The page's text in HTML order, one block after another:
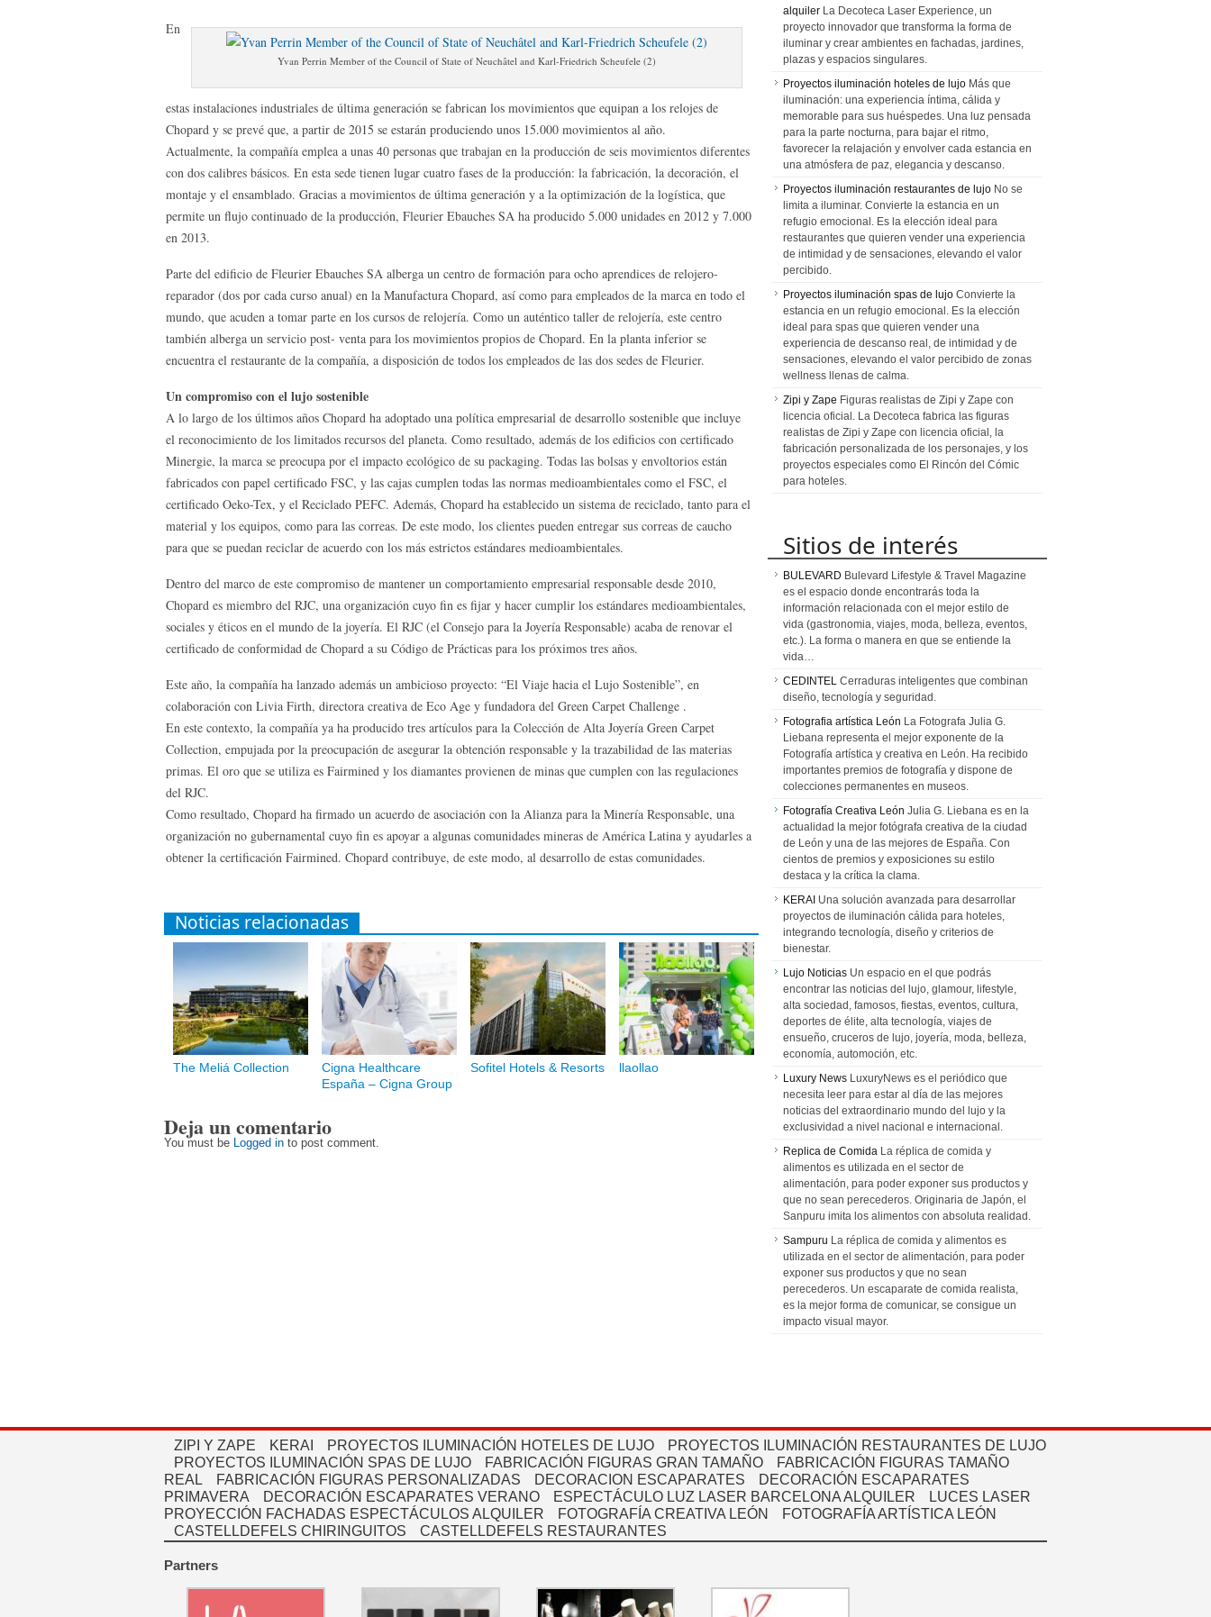
Yvan Perrin Member of the Council of State of Neuchâtel and Karl-Friedrich Scheufele (2)
En
estas instalaciones industriales de última generación se fabrican los movimientos que equipan a los relojes de
Chopard y se prevé que, a partir de 2015 se estarán produciendo unos 15.000 movimientos al año.
Actualmente, la compañía emplea a unas 40 personas que trabajan en la producción de seis movimientos diferentes
con dos calibres básicos. En esta sede tienen lugar cuatro fases de la producción: la fabricación, la decoración, el
montaje y el ensamblado. Gracias a movimientos de última generación y a la optimización de la logística, que
permite un flujo continuado de la producción, Fleurier Ebauches SA ha producido 5.000 unidades en 2012 y 7.000
en 2013.
Parte del edificio de Fleurier Ebauches SA alberga un centro de formación para ocho aprendices de relojero-
reparador (dos por cada curso anual) en la Manufactura Chopard, así como para empleados de la marca en todo el
mundo, que acuden a tomar parte en los cursos de relojería. Como un auténtico taller de relojería, este centro
también alberga un servicio post- venta para los movimientos propios de Chopard. En la planta inferior se
encuentra el restaurante de la compañía, a disposición de todos los empleados de las dos sedes de Fleurier.
Un compromiso con el lujo sostenible
A lo largo de los últimos años Chopard ha adoptado una política empresarial de desarrollo sostenible que incluye
el reconocimiento de los limitados recursos del planeta. Como resultado, además de los edificios con certificado
Minergie, la marca se preocupa por el impacto ecológico de su packaging. Todas las bolsas y envoltorios están
fabricados con papel certificado FSC, y las cajas cumplen todas las normas medioambientales como el FSC, el
certificado Oeko-Tex, y el Reciclado PEFC. Además, Chopard ha establecido un sistema de reciclado, tanto para el
material y los equipos, como para las correas. De este modo, los clientes pueden entregar sus correas de caucho
para que se puedan reciclar de acuerdo con los más estrictos estándares medioambientales.
Dentro del marco de este compromiso de mantener un comportamiento empresarial responsable desde 2010,
Chopard es miembro del RJC, una organización cuyo fin es fijar y hacer cumplir los estándares medioambientales,
sociales y éticos en el mundo de la joyería. El RJC (el Consejo para la Joyería Responsable) acaba de renovar el
certificado de conformidad de Chopard a su Código de Prácticas para los próximos tres años.
Este año, la compañía ha lanzado además un ambicioso proyecto: “El Viaje hacia el Lujo Sostenible”, en
colaboración con Livia Firth, directora creativa de Eco Age y fundadora del Green Carpet Challenge .
En este contexto, la compañía ya ha producido tres artículos para la Colección de Alta Joyería Green Carpet
Collection, empujada por la preocupación de asegurar la obtención responsable y la trazabilidad de las materias
primas. El oro que se utiliza es Fairmined y los diamantes provienen de minas que cumplen con las regulaciones
del RJC.
Como resultado, Chopard ha firmado un acuerdo de asociación con la Alianza para la Minería Responsable, una
organización no gubernamental cuyo fin es apoyar a algunas comunidades mineras de América Latina y ayudarles a
obtener la certificación Fairmined. Chopard contribuye, de este modo, al desarrollo de estas comunidades.
Noticias relacionadas
The Meliá Collection
Cigna Healthcare
España – Cigna Group
Sofitel Hotels & Resorts llaollao
Deja un comentario
You must be Logged in to post comment.
alquiler La Decoteca Laser Experience, un
proyecto innovador que transforma la forma de
iluminar y crear ambientes en fachadas, jardines,
plazas y espacios singulares.
Proyectos iluminación hoteles de lujo Más que
iluminación: una experiencia íntima, cálida y
memorable para sus huéspedes. Una luz pensada
para la parte nocturna, para bajar el ritmo,
favorecer la relajación y envolver cada estancia en
una atmósfera de paz, elegancia y descanso.
Proyectos iluminación restaurantes de lujo No se
limita a iluminar. Convierte la estancia en un
refugio emocional. Es la elección ideal para
restaurantes que quieren vender una experiencia
de intimidad y de sensaciones, elevando el valor
percibido.
Proyectos iluminación spas de lujo Convierte la
estancia en un refugio emocional. Es la elección
ideal para spas que quieren vender una
experiencia de descanso real, de intimidad y de
sensaciones, elevando el valor percibido de zonas
wellness llenas de calma.
Zipi y Zape Figuras realistas de Zipi y Zape con
licencia oficial. La Decoteca fabrica las figuras
realistas de Zipi y Zape con licencia oficial, la
fabricación personalizada de los personajes, y los
proyectos especiales como El Rincón del Cómic
para hoteles.
Sitios de interés
BULEVARD Bulevard Lifestyle & Travel Magazine
es el espacio donde encontrarás toda la
información relacionada con el mejor estilo de
vida (gastronomia, viajes, moda, belleza, eventos,
etc.). La forma o manera en que se entiende la
vida…
CEDINTEL Cerraduras inteligentes que combinan
diseño, tecnología y seguridad.
Fotografia artística León La Fotografa Julia G.
Liebana representa el mejor exponente de la
Fotografía artística y creativa en León. Ha recibido
importantes premios de fotografía y dispone de
colecciones permanentes en museos.
Fotografía Creativa León Julia G. Liebana es en la
actualidad la mejor fotógrafa creativa de la ciudad
de León y una de las mejores de España. Con
cientos de premios y exposiciones su estilo
destaca y la crítica la clama.
KERAI Una solución avanzada para desarrollar
proyectos de iluminación cálida para hoteles,
integrando tecnología, diseño y criterios de
bienestar.
Lujo Noticias Un espacio en el que podrás
encontrar las noticias del lujo, glamour, lifestyle,
alta sociedad, famosos, fiestas, eventos, cultura,
deportes de élite, alta tecnología, viajes de
ensueño, cruceros de lujo, joyería, moda, belleza,
economía, automoción, etc.
Luxury News LuxuryNews es el periódico que
necesita leer para estar al día de las mejores
noticias del extraordinario mundo del lujo y la
exclusividad a nivel nacional e internacional.
Replica de Comida La réplica de comida y
alimentos es utilizada en el sector de
alimentación, para poder exponer sus productos y
que no sean perecederos. Originaria de Japón, el
Sanpuru imita los alimentos con absoluta realidad.
Sampuru La réplica de comida y alimentos es
utilizada en el sector de alimentación, para poder
exponer sus productos y que no sean
perecederos. Un escaparate de comida realista,
es la mejor forma de comunicar, se consigue un
impacto visual mayor.
ZIPI Y ZAPE KERAI PROYECTOS ILUMINACIÓN HOTELES DE LUJO
PROYECTOS ILUMINACIÓN RESTAURANTES DE LUJO
PROYECTOS ILUMINACIÓN SPAS DE LUJO
FABRICACIÓN FIGURAS GRAN TAMAÑO
FABRICACIÓN FIGURAS TAMAÑO
REAL
FABRICACIÓN FIGURAS PERSONALIZADAS DECORACION ESCAPARATES
DECORACIÓN ESCAPARATES
PRIMAVERA
DECORACIÓN ESCAPARATES VERANO ESPECTÁCULO LUZ LASER BARCELONA ALQUILER
LUCES LASER
PROYECCIÓN FACHADAS ESPECTÁCULOS ALQUILER
FOTOGRAFÍA CREATIVA LEÓN
FOTOGRAFÍA ARTÍSTICA LEÓN
CASTELLDEFELS CHIRINGUITOS
CASTELLDEFELS RESTAURANTES
Partners